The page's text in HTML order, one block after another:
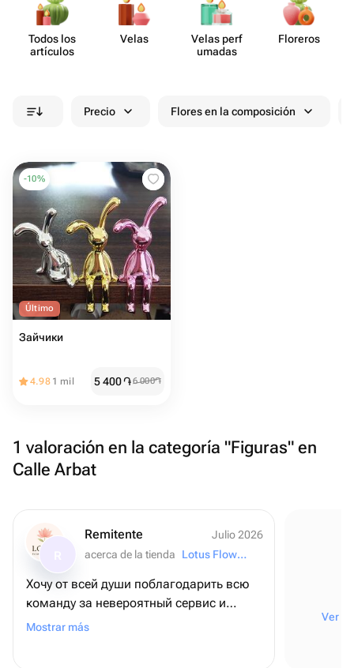
Todos los
artículos
Velas
Velas perf​
umadas
Floreros
Precio Flores en la composición
-10%
Último
Зайчики
4.98 1 mil 5 400֏6 000֏
1 valoración en la categoría "Figuras" en
Calle Arbat
Remitente
Julio 2026
acerca de la tienda
Lotus Flowers and Gifts
Хочу от всей души поблагодарить всю
команду за невероятный сервис и
внимание к деталям! ❤️ Для меня этот
Mostrar más
Ver